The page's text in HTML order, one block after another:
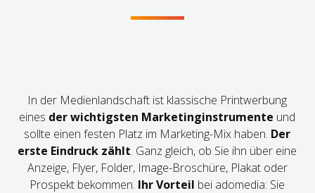
In der Medienlandschaft ist klassische Printwerbung
eines der wichtigsten Marketinginstrumente und
sollte einen festen Platz im Marketing-Mix haben. Der
erste Eindruck zählt. Ganz gleich, ob Sie ihn über eine
Anzeige, Flyer, Folder, Image-Broschüre, Plakat oder
Prospekt bekommen. Ihr Vorteil bei adomedia: Sie